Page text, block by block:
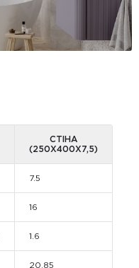
СТІНА
(250X400X7,5)
7.5
16
1.6
20.85